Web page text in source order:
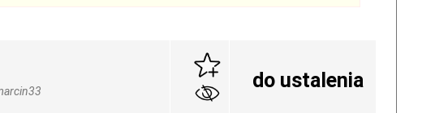
do ustalenia